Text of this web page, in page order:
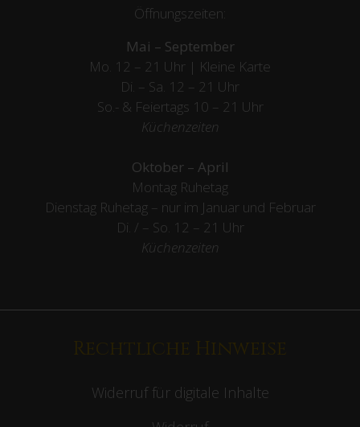
Öffnungszeiten:
Mai – September
Mo. 12 – 21 Uhr | Kleine Karte
Di. – Sa. 12 – 21 Uhr
So.- & Feiertags 10 – 21 Uhr
Küchenzeiten
Oktober – April
Montag Ruhetag
Dienstag Ruhetag – nur im Januar und Februar
Di. / – So. 12 – 21 Uhr
Küchenzeiten
Rechtliche Hinweise
Widerruf für digitale Inhalte